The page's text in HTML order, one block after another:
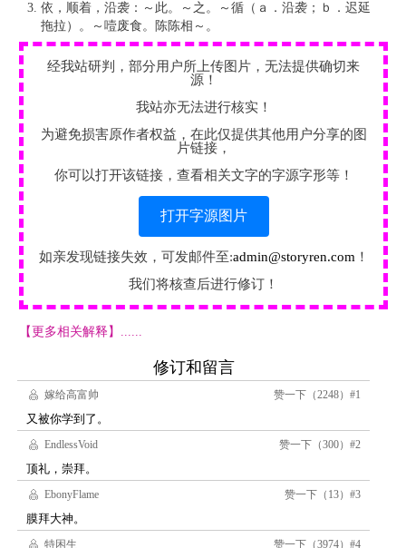
依，顺着，沿袭：～此。～之。～循（ａ．沿袭；ｂ．迟延
拖拉）。～噎废食。陈陈相～。
经我站研判，部分用户所上传图片，无法提供确切来
源！
我站亦无法进行核实！
为避免损害原作者权益，在此仅提供其他用户分享的图
片链接，
你可以打开该链接，查看相关文字的字源字形等！
打开字源图片
如亲发现链接失效，可发邮件至:admin@storyren.com ！
我们将核查后进行修订！
【更多相关解释】......